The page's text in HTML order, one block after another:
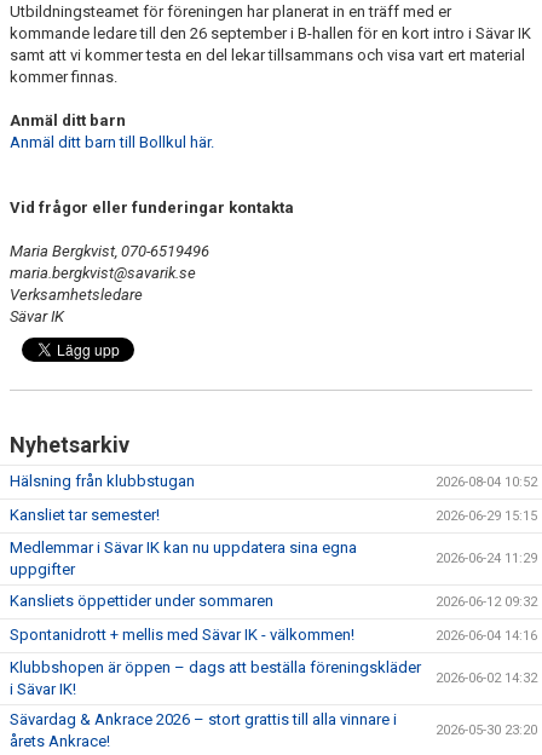
Utbildningsteamet för föreningen har planerat in en träff med er
kommande ledare till den 26 september i B-hallen för en kort intro i Sävar IK
samt att vi kommer testa en del lekar tillsammans och visa vart ert material
kommer finnas.
Anmäl ditt barn
Anmäl ditt barn till Bollkul här.
Vid frågor eller funderingar kontakta
Maria Bergkvist, 070-6519496
maria.bergkvist@savarik.se
Verksamhetsledare
Sävar IK
Nyhetsarkiv
Hälsning från klubbstugan 2026-08-04 10:52
Kansliet tar semester! 2026-06-29 15:15
Medlemmar i Sävar IK kan nu uppdatera sina egna
uppgifter
2026-06-24 11:29
Kansliets öppettider under sommaren 2026-06-12 09:32
Spontanidrott + mellis med Sävar IK - välkommen! 2026-06-04 14:16
Klubbshopen är öppen – dags att beställa föreningskläder
i Sävar IK!
2026-06-02 14:32
Sävardag & Ankrace 2026 – stort grattis till alla vinnare i
årets Ankrace!
2026-05-30 23:20